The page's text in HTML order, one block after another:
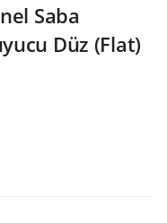
Saba
Düz (Flat)